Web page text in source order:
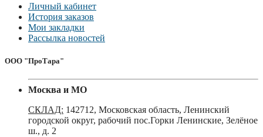
Личный кабинет
История заказов
Мои закладки
Рассылка новостей
ООО "ПроТара"
Москва и МО
СКЛАД: 142712, Московская область, Ленинский
городской округ, рабочий пос.Горки Ленинские, Зелёное
ш., д. 2